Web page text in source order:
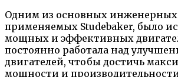
Одним из основных
применяемых Studebaker, было
мощных и эффективных
постоянно работала над
двигателей, чтобы достичь
мощности и